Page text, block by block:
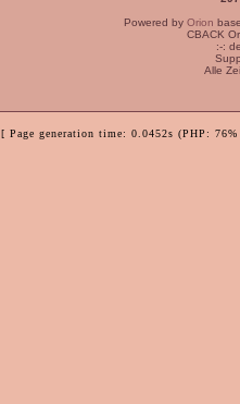
Powered by Orion
CBACK
:-:
Alle
[ Page generation time: 0.0452s (PHP: